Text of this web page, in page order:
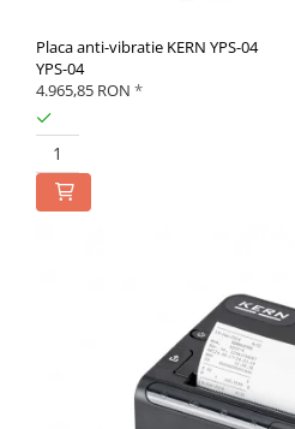
Placa anti-vibratie KERN YPS-04
YPS-04
4.965,85 RON *